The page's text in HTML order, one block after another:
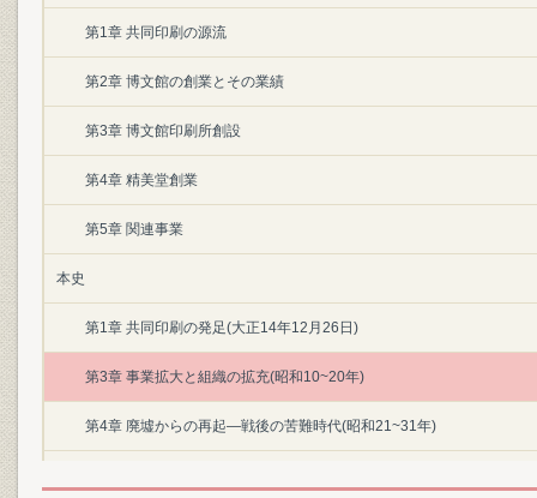
第1章 共同印刷の源流
第2章 博文館の創業とその業績
第3章 博文館印刷所創設
第4章 精美堂創業
第5章 関連事業
本史
第1章 共同印刷の発足(大正14年12月26日)
第3章 事業拡大と組織の拡充(昭和10~20年)
第4章 廃墟からの再起―戦後の苦難時代(昭和21~31年)